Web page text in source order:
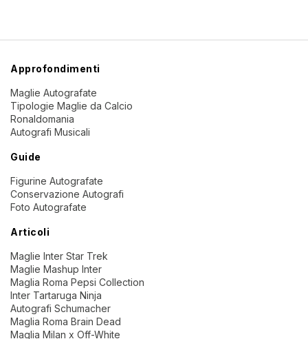
Approfondimenti
Maglie Autografate
Tipologie Maglie da Calcio
Ronaldomania
Autografi Musicali
Guide
Figurine Autografate
Conservazione Autografi
Foto Autografate
Articoli
Maglie Inter Star Trek
Maglie Mashup Inter
Maglia Roma Pepsi Collection
Inter Tartaruga Ninja
Autografi Schumacher
Maglia Roma Brain Dead
Maglia Milan x Off-White